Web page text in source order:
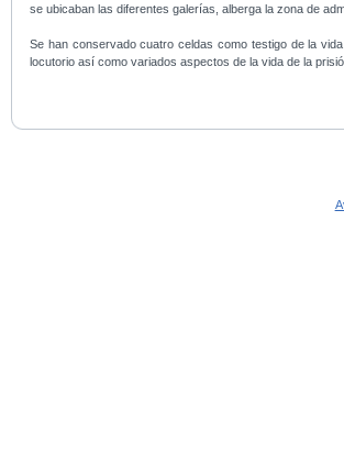
se ubicaban las diferentes galerías, alberga la zona de
Se han conservado cuatro celdas como testigo de la
locutorio así como variados aspectos de la vida de la